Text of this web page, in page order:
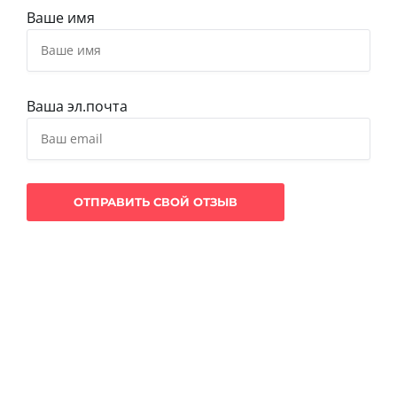
Ваше имя
Ваша эл.почта